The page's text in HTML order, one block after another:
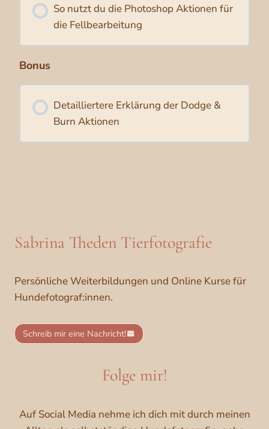
So nutzt du die Photoshop Aktionen für
die Fellbearbeitung
Bonus
Detailliertere Erklärung der Dodge &
Burn Aktionen
Sabrina Theden Tierfotografie
Persönliche Weiterbildungen und Online Kurse für
Hundefotograf:innen.
Schreib mir eine Nachricht!
Folge mir!
Auf Social Media nehme ich dich mit durch meinen